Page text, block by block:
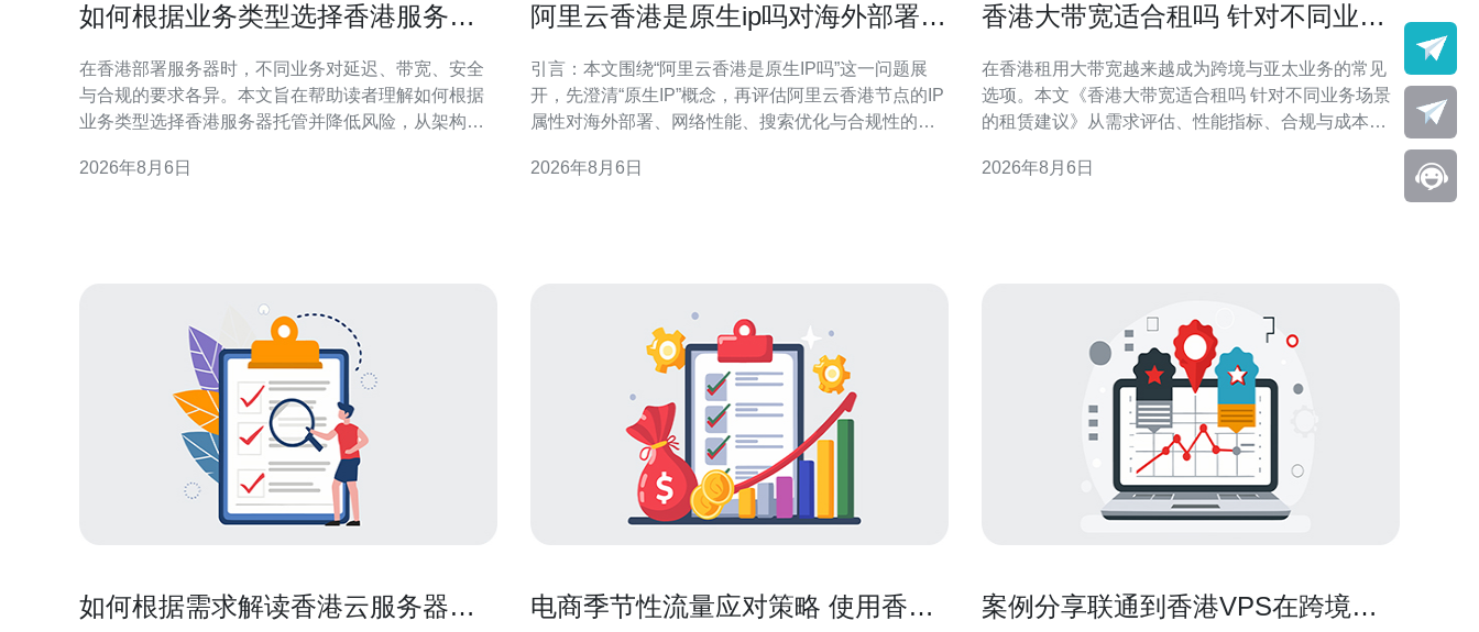
如何根据业务类型选择香港服务器
在香港部署服务器时，不同业务对延迟、带宽、安全
与合规的要求各异。本文旨在帮助读者理解如何根据
业务类型选择香港服务器托管并降低风险，从架构、
与需求分类概述 先把业务按特性分组：电商、金融支
2026年8月6日
阿里云香港是原生ip吗对海外部署和
引言：本文围绕“阿里云香港是原生IP吗”这一问题展
开，先澄清“原生IP”概念，再评估阿里云香港节点的IP
属性对海外部署、网络性能、搜索优化与合规性的影
什么是“原生IP”及其判断标准 原生IP通常指由当地运营
2026年8月6日
香港大带宽适合租吗 针对不同业务
在香港租用大带宽越来越成为跨境与亚太业务的常见
选项。本文《香港大带宽适合租吗 针对不同业务场景
的租赁建议》从需求评估、性能指标、合规与成本控
助技术与采购决策者快速判断是否值得租用并如何配
2026年8月6日
如何根据需求解读香港云服务器专
电商季节性流量应对策略 使用香港
案例分享联通到香港VPS在跨境电